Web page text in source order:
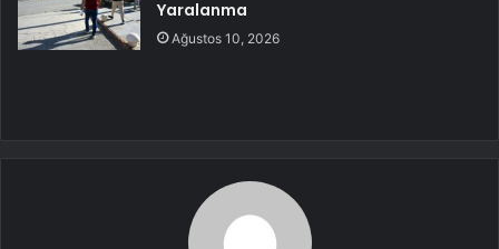
Yaralanma
Ağustos 10, 2026